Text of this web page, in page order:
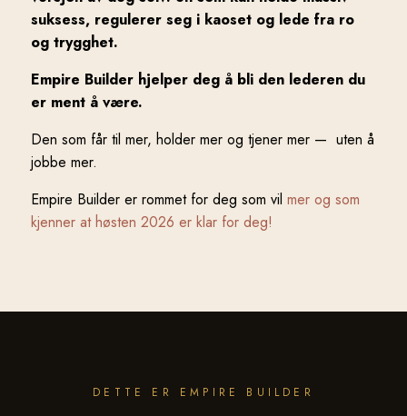
suksess, regulerer seg i kaoset og lede fra ro
og trygghet.
Empire Builder hjelper deg å bli den lederen du
er ment å være.
Den som får til mer, holder mer og tjener mer — uten å
jobbe mer.
Empire Builder er rommet for deg som vil mer og som
kjenner at høsten 2026 er klar for deg!
DETTE ER EMPIRE BUILDER